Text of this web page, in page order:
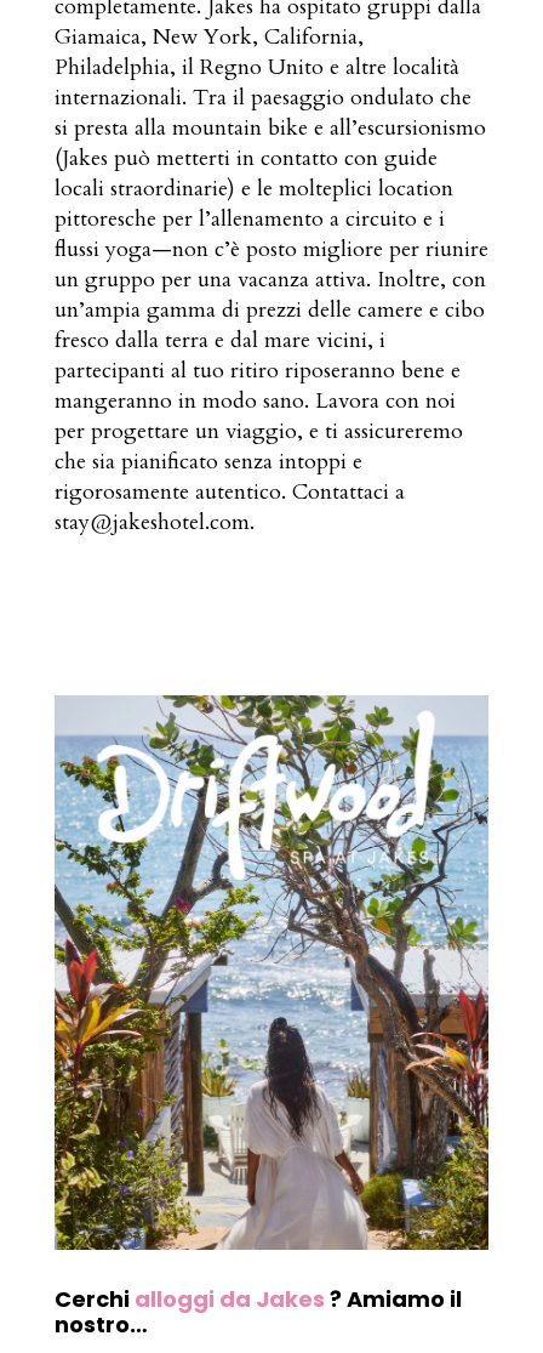
completamente. Jakes ha ospitato gruppi dalla
Giamaica, New York, California,
Philadelphia, il Regno Unito e altre località
internazionali. Tra il paesaggio ondulato che
si presta alla mountain bike e all’escursionismo
(Jakes può metterti in contatto con guide
locali straordinarie) e le molteplici location
pittoresche per l’allenamento a circuito e i
flussi yoga—non c’è posto migliore per riunire
un gruppo per una vacanza attiva. Inoltre, con
un’ampia gamma di prezzi delle camere e cibo
fresco dalla terra e dal mare vicini, i
partecipanti al tuo ritiro riposeranno bene e
mangeranno in modo sano. Lavora con noi
per progettare un viaggio, e ti assicureremo
che sia pianificato senza intoppi e
rigorosamente autentico. Contattaci a
stay@jakeshotel.com.
Cerchi alloggi da Jakes ? Amiamo il
nostro…